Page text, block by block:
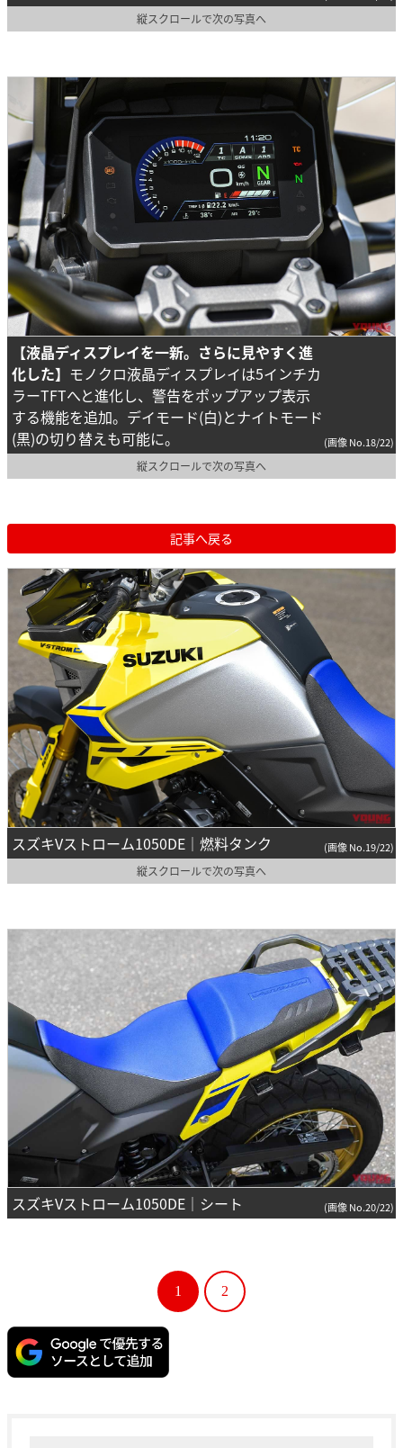
縦スクロールで次の写真へ
【液晶ディスプレイを一新。さらに見やすく進
化した】 モノクロ液晶ディスプレイは5インチカ
ラーTFTへと進化し、警告をポップアップ表示
する機能を追加。デイモード(白)とナイトモード
(黒)の切り替えも可能に。
(画像 No.18/22)
縦スクロールで次の写真へ
記事へ戻る
スズキVストローム1050DE｜燃料タンク (画像 No.19/22)
縦スクロールで次の写真へ
スズキVストローム1050DE｜シート (画像 No.20/22)
1 2